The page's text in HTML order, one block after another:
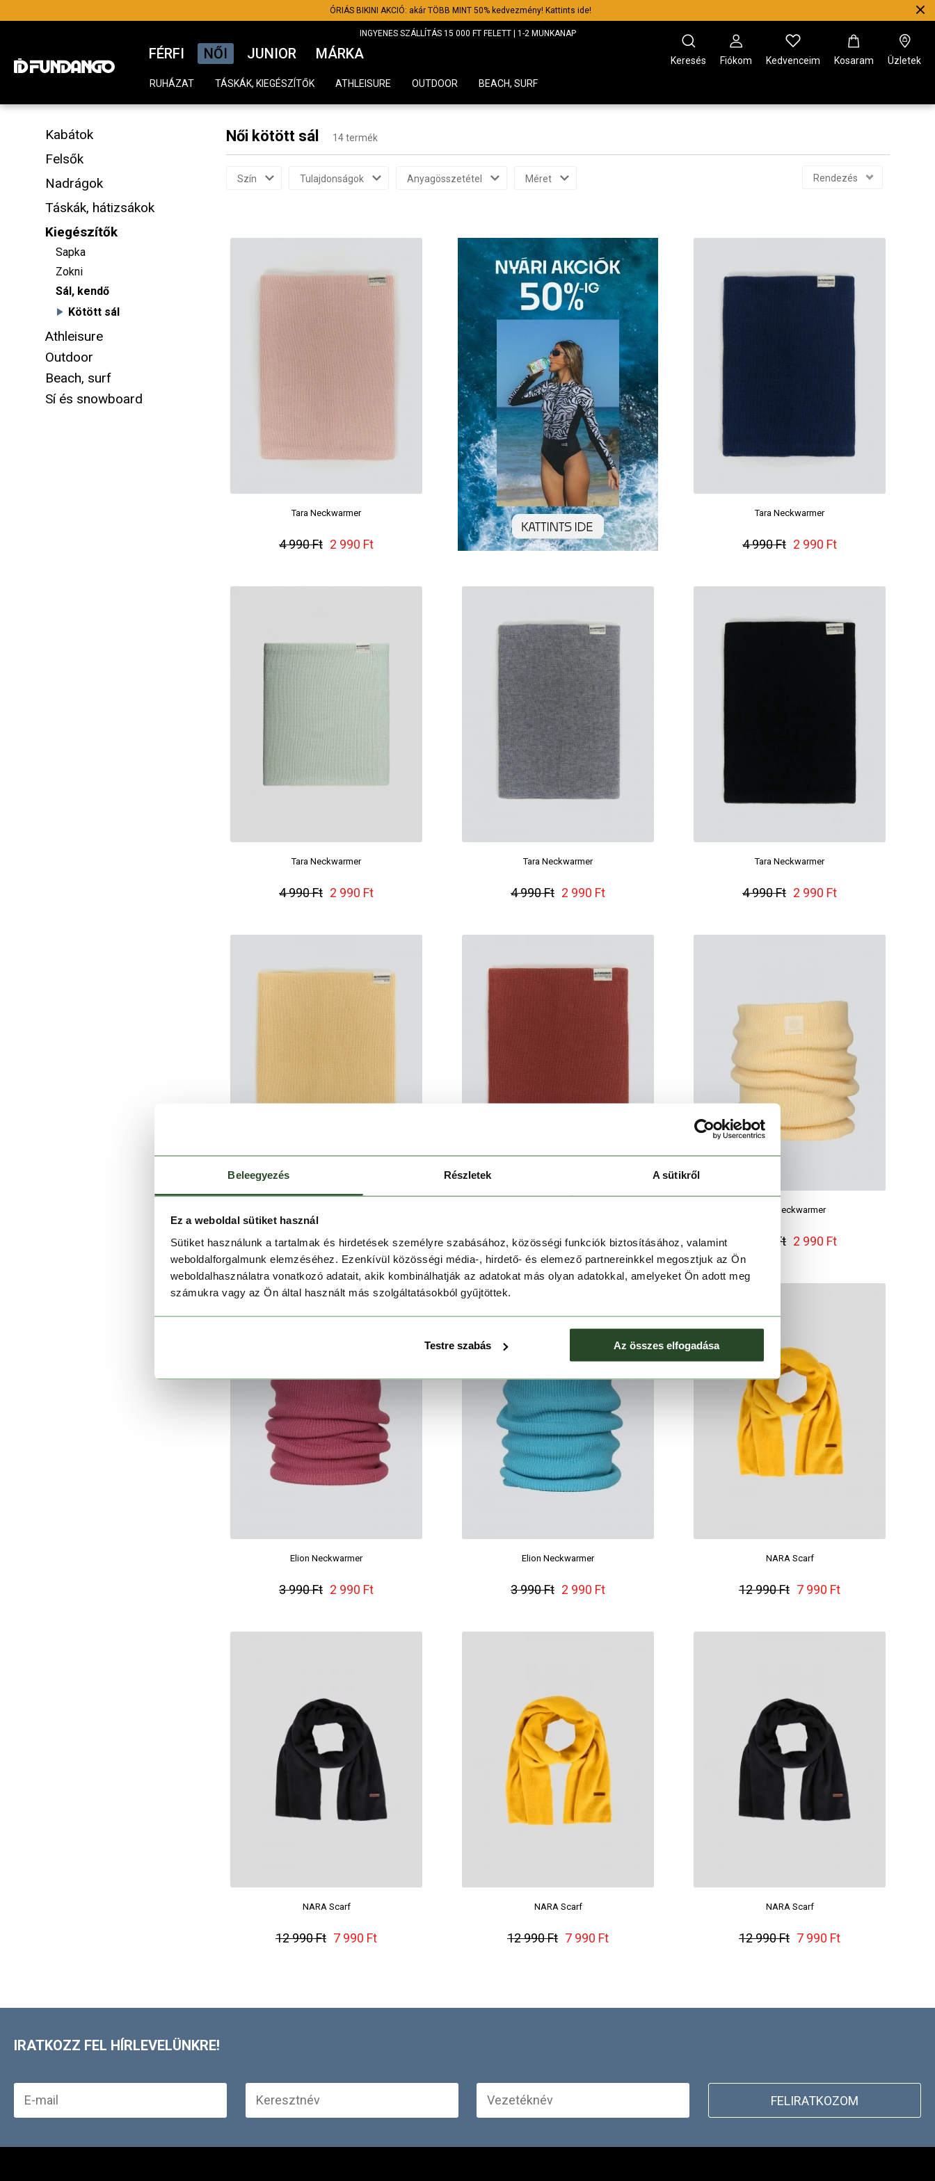
Beleegyezés Részletek A sütikről
Ez a weboldal sütiket használ
Sütiket használunk a tartalmak és hirdetések személyre szabásához, közösségi funkciók biztosításához, valamint
weboldalforgalmunk elemzéséhez. Ezenkívül közösségi média-, hirdető- és elemező partnereinkkel megosztjuk az Ön
weboldalhasználatra vonatkozó adatait, akik kombinálhatják az adatokat más olyan adatokkal, amelyeket Ön adott meg
számukra vagy az Ön által használt más szolgáltatásokból gyűjtöttek.
Testre szabás Az összes elfogadása
ÓRIÁS BIKINI AKCIÓ: akár TÖBB MINT 50% kedvezmény! Kattints ide!
INGYENES SZÁLLÍTÁS 15 000 FT FELETT | 1-2 MUNKANAP
FÉRFI NŐI JUNIOR MÁRKA
RUHÁZAT TÁSKÁK, KIEGÉSZÍTŐK ATHLEISURE OUTDOOR BEACH, SURF
Keresés Fiókom Kedvenceim Kosaram Üzletek
Kabátok
Felsők
Nadrágok
Táskák, hátizsákok
Kiegészítők
Sapka
Zokni
Sál, kendő
Kötött sál
Athleisure
Outdoor
Beach, surf
Sí és snowboard
Női kötött sál 14 termék
Szín Tulajdonságok Anyagösszetétel Méret Rendezés
Tara Neckwarmer
4 990 Ft 2 990 Ft
Tara Neckwarmer
4 990 Ft 2 990 Ft
Tara Neckwarmer
4 990 Ft 2 990 Ft
Tara Neckwarmer
4 990 Ft 2 990 Ft
Tara Neckwarmer
4 990 Ft 2 990 Ft
4 990 Ft 2 990 Ft 4 990 Ft 2 990 Ft
Elion Neckwarmer
3 990 Ft 2 990 Ft
Elion Neckwarmer
3 990 Ft 2 990 Ft
Elion Neckwarmer
3 990 Ft 2 990 Ft
NARA Scarf
12 990 Ft 7 990 Ft
NARA Scarf
12 990 Ft 7 990 Ft
NARA Scarf
12 990 Ft 7 990 Ft
NARA Scarf
12 990 Ft 7 990 Ft
IRATKOZZ FEL HÍRLEVELÜNKRE!
FELIRATKOZOM